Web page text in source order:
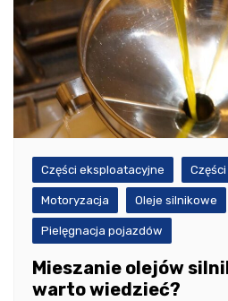
Części eksploatacyjne
Motoryzacja Oleje silnikowe
Pielęgnacja pojazdów
Mieszanie olejów
warto wiedzieć?